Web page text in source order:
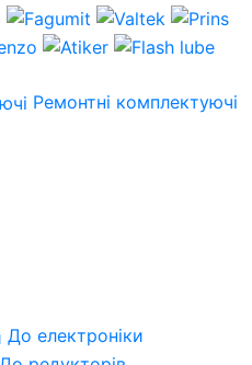
Ремонтні комплектуючі
До електроніки